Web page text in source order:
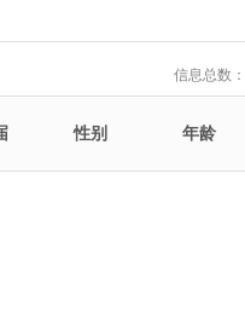
信息总数：
性别 年龄